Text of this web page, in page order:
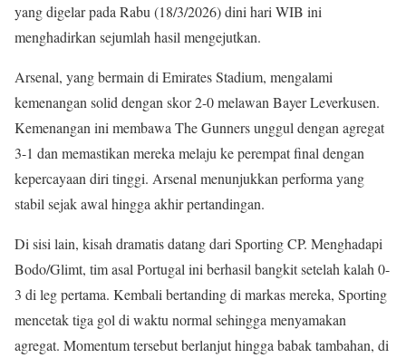
yang digelar pada Rabu (18/3/2026) dini hari WIB ini
menghadirkan sejumlah hasil mengejutkan.
Arsenal, yang bermain di Emirates Stadium, mengalami
kemenangan solid dengan skor 2-0 melawan Bayer Leverkusen.
Kemenangan ini membawa The Gunners unggul dengan agregat
3-1 dan memastikan mereka melaju ke perempat final dengan
kepercayaan diri tinggi. Arsenal menunjukkan performa yang
stabil sejak awal hingga akhir pertandingan.
Di sisi lain, kisah dramatis datang dari Sporting CP. Menghadapi
Bodo/Glimt, tim asal Portugal ini berhasil bangkit setelah kalah 0-
3 di leg pertama. Kembali bertanding di markas mereka, Sporting
mencetak tiga gol di waktu normal sehingga menyamakan
agregat. Momentum tersebut berlanjut hingga babak tambahan, di